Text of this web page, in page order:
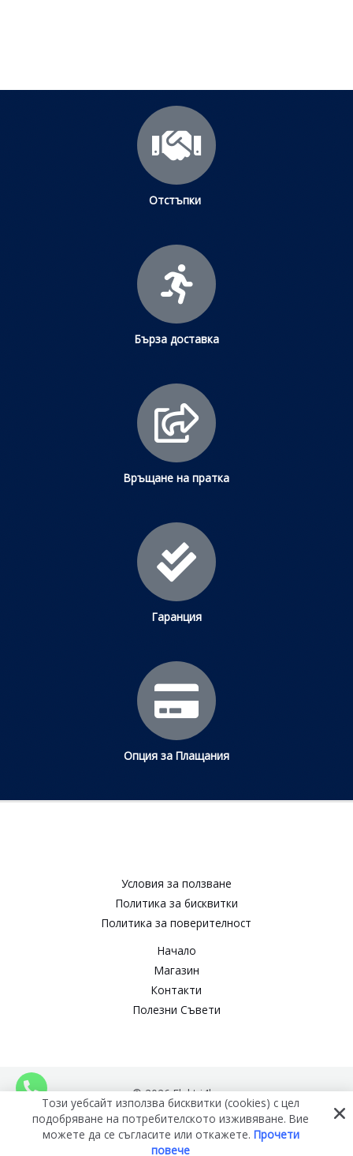
Отстъпки
Бърза доставка
Връщане на пратка
Гаранция
Опция за Плащания
Условия за ползване​
Политика за бисквитки​
Политика за поверителност​
Начало
Магазин
Контакти
Полезни Съвети
© 2026 Elektri4ko
Този уебсайт използва бисквитки (cookies) с цел
подобряване на потребителското изживяване. Вие
можете да се съгласите или откажете. Прочети
повече